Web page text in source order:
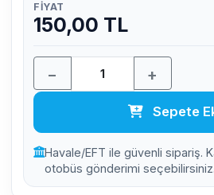
FIYAT
150,00 TL
− +
Sepete
Havale/EFT ile güvenli sipariş.
otobüs gönderimi seçebilirsiniz.